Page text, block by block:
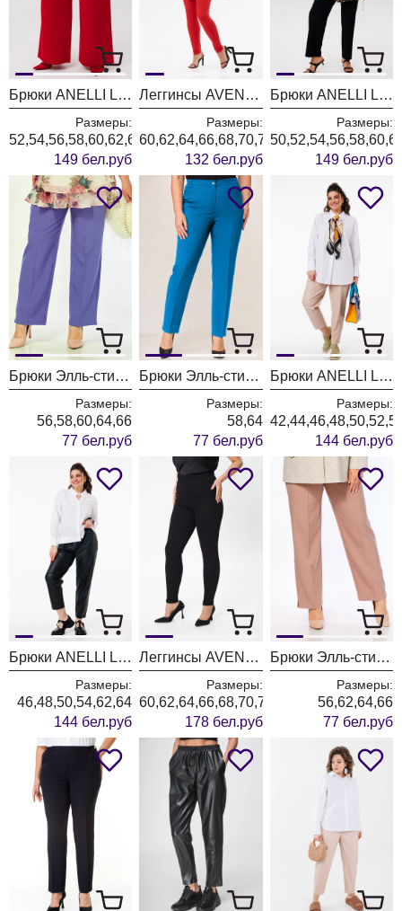
Брюки ANELLI LAUREL 1702 гибискус
Размеры:
52,54,56,58,60,62,64
149 бел.руб
Леггинсы AVENUE 0207
Размеры:
60,62,64,66,68,70,72
132 бел.руб
Брюки ANELLI LAUREL 1540 нуар
Размеры:
149 бел.руб
Брюки Элль-стиль 2002-7 лаванда
Размеры:
56,58,60,64,66
77 бел.руб
Брюки Элль-стиль 2002-14
Размеры:
58,64
77 бел.руб
Брюки ANELLI LAUREL 1255 сфинкс
Размеры:
144 бел.руб
Брюки ANELLI LAUREL 1255 пантера
Размеры:
46,48,50,54,62,64
144 бел.руб
Леггинсы AVENUE 0206
Размеры:
60,62,64,66,68,70,72
178 бел.руб
Брюки Элль-стиль 2002-11 капучино
Размеры:
56,62,64,66
77 бел.руб